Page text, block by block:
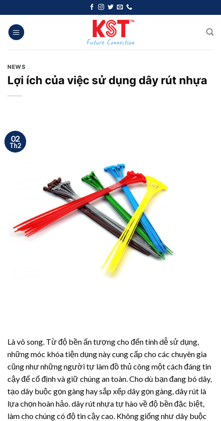
đến
nội
dung
NEWS
Lợi ích của việc sử dụng dây rút nhựa
02
Th2
Là vô song. Từ độ bền ấn tượng cho đến tính dễ sử dụng,
những móc khóa tiện dụng này cung cấp cho các chuyên gia
cũng như những người tự làm đồ thủ công một cách đáng tin
cậy để cố định và giữ chúng an toàn. Cho dù bạn đang bó dây,
tạo dây buộc gọn gàng hay sắp xếp dây gọn gàng, dây rút là
lựa chọn hoàn hảo. dây rút nhựatự hào về độ bền đặc biệt,
làm cho chúng có độ tin cậy cao. Không giống như dây buộc